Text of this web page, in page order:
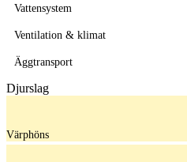
Vattensystem
Ventilation & klimat
Äggtransport
Djurslag
Värphöns